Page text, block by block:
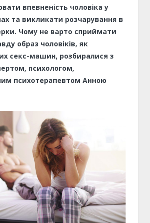
впевненість чоловіка у
та викликати розчарування в
Чому не варто сприймати
образ чоловіків, як
секс-машин, розбиралися з
психологом,
психотерапевтом Анною